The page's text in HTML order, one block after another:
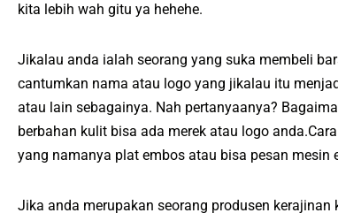
kita lebih wah gitu ya hehehe.
Jikalau anda ialah seorang yang suka membeli
cantumkan nama atau logo yang jikalau itu
atau lain sebagainya. Nah pertanyaanya?
berbahan kulit bisa ada merek atau logo
yang namanya plat embos atau bisa pesan mesin
Jika anda merupakan seorang produsen